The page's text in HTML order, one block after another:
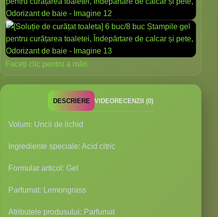
Faceți clic pentru a mări
DESCRIERE VIDEORECENZII (0)
Volum: Uncii de lichid
Ingrediente speciale: Acid citric
Formular articol: Gel
Parfumat: Lemongrass
Atributele produsului: Parfumat